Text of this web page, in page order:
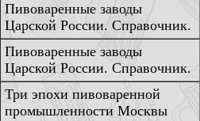
Пивоваренные заводы
Царской России. Справочник.
Пивоваренные заводы
Царской России. Справочник.
Три эпохи пивоваренной
промышленности Москвы